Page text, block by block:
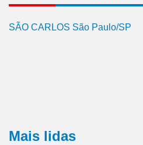
SÃO CARLOS São Paulo/SP
Mais lidas